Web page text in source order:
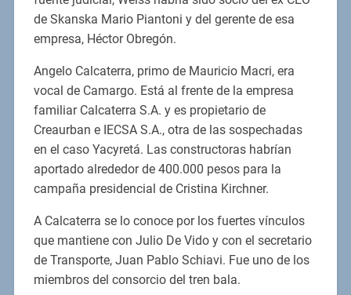
de Skanska Mario Piantoni y del gerente de esa
empresa, Héctor Obregón.
Angelo Calcaterra, primo de Mauricio Macri, era
vocal de Camargo. Está al frente de la empresa
familiar Calcaterra S.A. y es propietario de
Creaurban e IECSA S.A., otra de las sospechadas
en el caso Yacyretá. Las constructoras habrían
aportado alrededor de 400.000 pesos para la
campaña presidencial de Cristina Kirchner.
A Calcaterra se lo conoce por los fuertes vínculos
que mantiene con Julio De Vido y con el secretario
de Transporte, Juan Pablo Schiavi. Fue uno de los
miembros del consorcio del tren bala.